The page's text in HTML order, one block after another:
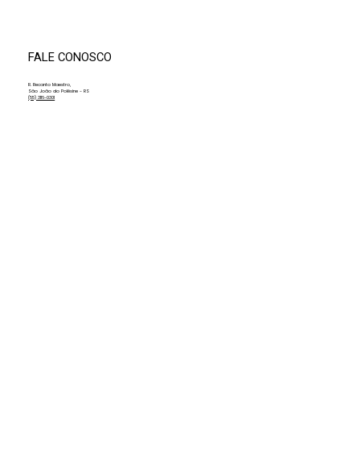
FALE CONOSCO
R. Recanto Maestro,
São João do Polêsine - RS
(55) 3116-0301